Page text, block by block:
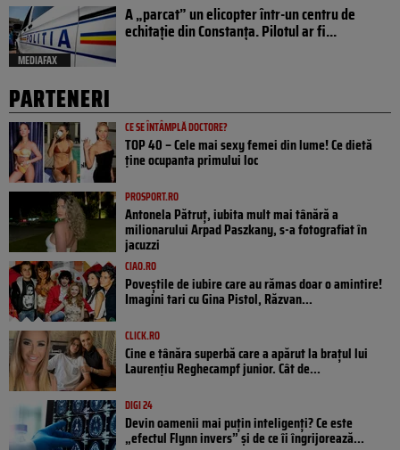
MEDIAFAX
A „parcat” un elicopter într-un centru de
echitație din Constanța. Pilotul ar fi...
PARTENERI
CE SE ÎNTÂMPLĂ DOCTORE?
TOP 40 – Cele mai sexy femei din lume! Ce dietă
ține ocupanta primului loc
PROSPORT.RO
Antonela Pătruț, iubita mult mai tânără a
milionarului Arpad Paszkany, s-a fotografiat în
jacuzzi
CIAO.RO
Poveştile de iubire care au rămas doar o amintire!
Imagini tari cu Gina Pistol, Răzvan...
CLICK.RO
Cine e tânăra superbă care a apărut la brațul lui
Laurențiu Reghecampf junior. Cât de...
DIGI 24
Devin oamenii mai puțin inteligenți? Ce este
„efectul Flynn invers” și de ce îi îngrijorează...